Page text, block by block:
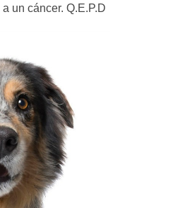
un cáncer. Q.E.P.D